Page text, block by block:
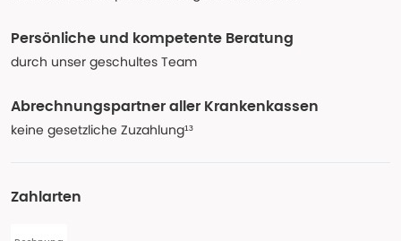
Persönliche und kompetente Beratung
durch unser geschultes Team
Abrechnungspartner aller Krankenkassen
keine gesetzliche Zuzahlung¹³
Zahlarten